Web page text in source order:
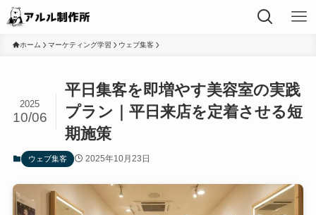
ホーム マーケティング学習 ウェブ集客
平日集客を即増やす美容室の実践
プラン｜平日来店を定着させる短
期施策
2025
10/06
ウェブ集客 2025年10月23日